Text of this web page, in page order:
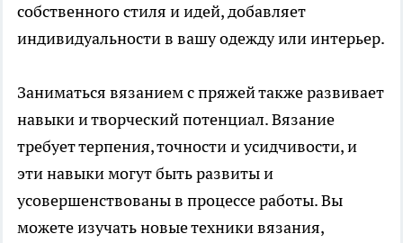
собственного стиля и идей, добавляет
индивидуальности в вашу одежду или интерьер.
Заниматься вязанием с пряжей также развивает
навыки и творческий потенциал. Вязание
требует терпения, точности и усидчивости, и
эти навыки могут быть развиты и
усовершенствованы в процессе работы. Вы
можете изучать новые техники вязания,